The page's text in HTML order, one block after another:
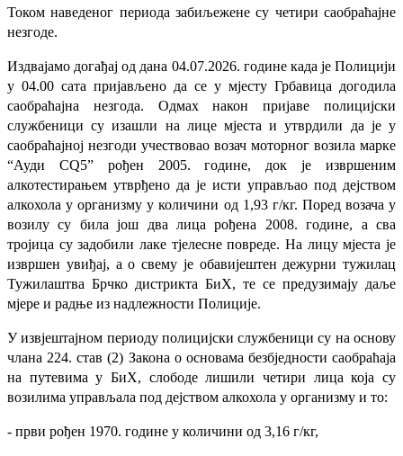
Током наведеног периода забиљежене су четири саобраћајне
незгоде.
Издвајамо догађај од дана 04.07.2026. године када је Полицији
у 04.00 сата пријављено да се у мјесту Грбавица догодила
саобраћајна незгода. Одмах након пријаве полицијски
службеници су изашли на лице мјеста и утврдили да је у
саобраћајној незгоди учествовао возач моторног возила марке
“Ауди СQ5” рођен 2005. године, док је извршеним
алкотестирањем утврђено да је исти управљао под дејством
алкохола у организму у количини од 1,93 г/кг. Поред возача у
возилу су била још два лица рођена 2008. године, а сва
тројица су задобили лаке тјелесне повреде. На лицу мјеста је
извршен увиђај, а о свему је обавијештен дежурни тужилац
Тужилаштва Брчко дистрикта БиХ, те се предузимају даље
мјере и радње из надлежности Полиције.
У извјештајном периоду полицијски службеници су на основу
члана 224. став (2) Закона о основама безбједности саобраћаја
на путевима у БиХ, слободе лишили четири лица која су
возилима управљала под дејством алкохола у организму и то:
- први рођен 1970. године у количини од 3,16 г/кг,